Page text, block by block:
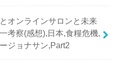
オンラインサロンと未来
考察(感想),日本,食糧危機,
ジョナサン,Part2